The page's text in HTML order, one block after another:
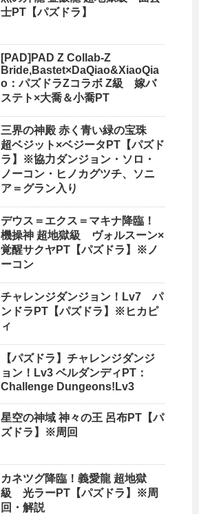
士PT【パズドラ】
[PAD]PAD Z Collab-Z
Bride,Bastet×DaQiao&XiaoQia
o：パズドラZコラボ Z級 嫁バ
ステト×大喬＆小喬PT
三界の神殿 赤く青い緑の宝珠
超ベジット×ベジータPT【パズド
ラ】※協力ダンジョン・ソロ・
ノーコン・ヒノカグツチ、ソニ
ア＝グラン入り
デウス＝エクス＝マキナ降臨！
機操神 超地獄級 ヴォルスーン×
覚醒サクヤPT【パズドラ】※ノ
ーコン
チャレンジダンジョン！Lv7 パ
ンドラPT【パズドラ】※ヒカピ
ィ
【パズドラ】チャレンジダンジ
ョン！Lv3 ベルダンディPT：
Challenge Dungeons!Lv3
星空の神域 神々の王 呂布PT【パ
ズドラ】※周回
カネツグ降臨！義愛龍 超地獄
級 光ラーPT【パズドラ】※周
回・解説